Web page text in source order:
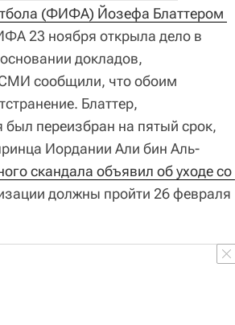
(ФИФА) Йозефа Блаттером
23 ноября открыла дело в
докладов,
сообщили, что обоим
Блаттер,
переизбран на пятый срок,
Иордании Али бин Аль-
скандала объявил об уходе со
должны пройти 26 февраля